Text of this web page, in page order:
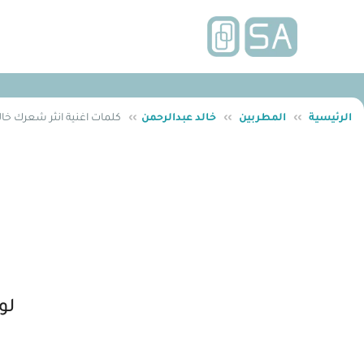
الرئيسية ›› المطربين ›› خالد عبدالرحمن ›› كلمات اغنية انثر شعرك